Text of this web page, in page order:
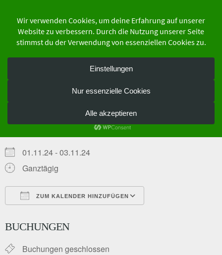
springen
der Schutzgemeinschaft Deutscher Wald
Bundesverband e.V.
Bundesforstseminar II /
Fahrtenabschluss
01.11.24 - 03.11.24
Ganztägig
ZUM KALENDER HINZUFÜGEN
BUCHUNGEN
Buchungen geschlossen